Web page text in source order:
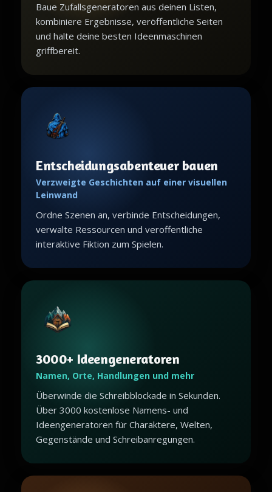
Baue Zufallsgeneratoren aus deinen Listen,
kombiniere Ergebnisse, veröffentliche Seiten
und halte deine besten Ideenmaschinen
griffbereit.
Entscheidungsabenteuer bauen
Verzweigte Geschichten auf einer visuellen
Leinwand
Ordne Szenen an, verbinde Entscheidungen,
verwalte Ressourcen und veroffentliche
interaktive Fiktion zum Spielen.
3000+ Ideengeneratoren
Namen, Orte, Handlungen und mehr
Überwinde die Schreibblockade in Sekunden.
Über 3000 kostenlose Namens- und
Ideengeneratoren für Charaktere, Welten,
Gegenstände und Schreibanregungen.